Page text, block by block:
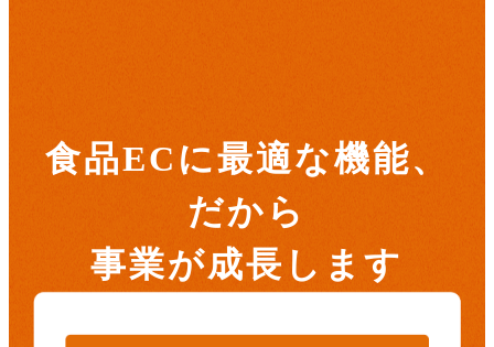
食品ECに最適な機能、
だから
事業が成長します